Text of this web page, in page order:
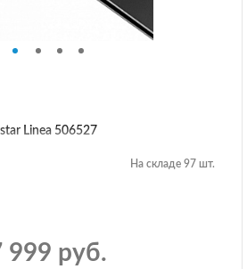
Linea 506527
На складе 97 шт.
999 руб.